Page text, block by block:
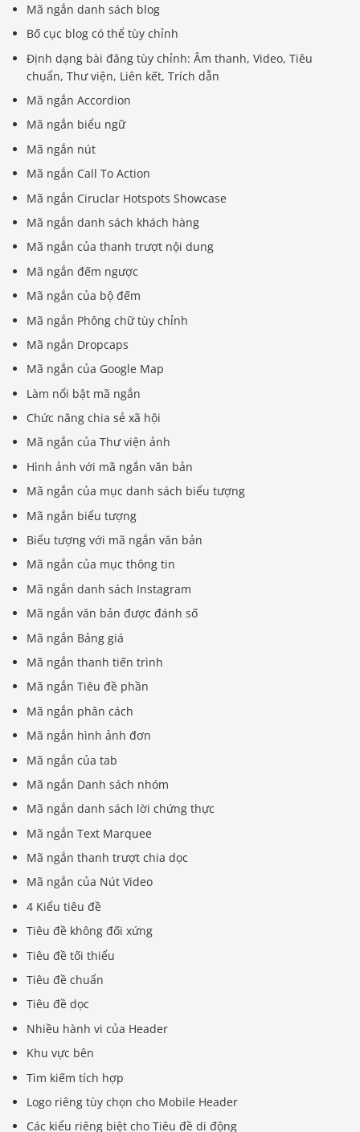
Mã ngắn danh sách blog
Bố cục blog có thể tùy chỉnh
Định dạng bài đăng tùy chỉnh: Âm thanh, Video, Tiêu
chuẩn, Thư viện, Liên kết, Trích dẫn
Mã ngắn Accordion
Mã ngắn biểu ngữ
Mã ngắn nút
Mã ngắn Call To Action
Mã ngắn Ciruclar Hotspots Showcase
Mã ngắn danh sách khách hàng
Mã ngắn của thanh trượt nội dung
Mã ngắn đếm ngược
Mã ngắn của bộ đếm
Mã ngắn Phông chữ tùy chỉnh
Mã ngắn Dropcaps
Mã ngắn của Google Map
Làm nổi bật mã ngắn
Chức năng chia sẻ xã hội
Mã ngắn của Thư viện ảnh
Hình ảnh với mã ngắn văn bản
Mã ngắn của mục danh sách biểu tượng
Mã ngắn biểu tượng
Biểu tượng với mã ngắn văn bản
Mã ngắn của mục thông tin
Mã ngắn danh sách Instagram
Mã ngắn văn bản được đánh số
Mã ngắn Bảng giá
Mã ngắn thanh tiến trình
Mã ngắn Tiêu đề phần
Mã ngắn phân cách
Mã ngắn hình ảnh đơn
Mã ngắn của tab
Mã ngắn Danh sách nhóm
Mã ngắn danh sách lời chứng thực
Mã ngắn Text Marquee
Mã ngắn thanh trượt chia dọc
Mã ngắn của Nút Video
4 Kiểu tiêu đề
Tiêu đề không đối xứng
Tiêu đề tối thiểu
Tiêu đề chuẩn
Tiêu đề dọc
Nhiều hành vi của Header
Khu vực bên
Tìm kiếm tích hợp
Logo riêng tùy chọn cho Mobile Header
Các kiểu riêng biệt cho Tiêu đề di động